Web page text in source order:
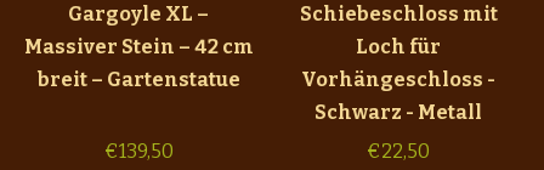
Gargoyle XL –
Massiver Stein – 42 cm
breit – Gartenstatue
€139,50
Schiebeschloss mit
Loch für
Vorhängeschloss -
Schwarz - Metall
€22,50